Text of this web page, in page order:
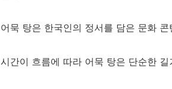
어묵 탕은 한국인의 정서를 담은 문화
시간이 흐름에 따라 어묵 탕은 단순한